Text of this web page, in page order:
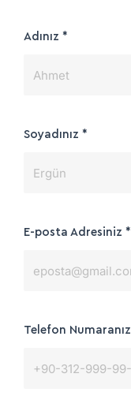
Adınız *
Soyadınız *
E-posta Adresiniz *
Telefon Numaranız